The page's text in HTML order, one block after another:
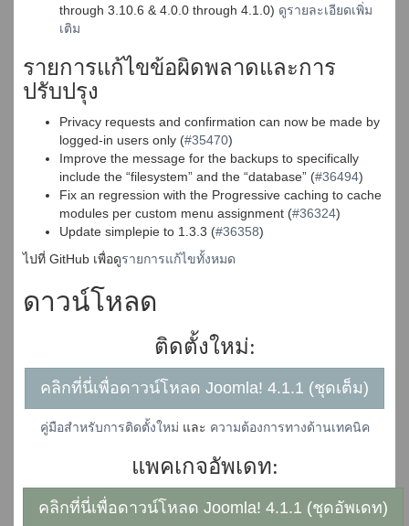
through 3.10.6 & 4.0.0 through 4.1.0) ดูรายละเอียดเพิ่ม
เติม
รายการแก้ไขข้อผิดพลาดและการ
ปรับปรุง
Privacy requests and confirmation can now be made by
logged-in users only (#35470)
Improve the message for the backups to specifically
include the “filesystem” and the “database” (#36494)
Fix an regression with the Progressive caching to cache
modules per custom menu assignment (#36324)
Update simplepie to 1.3.3 (#36358)
ไปที่ GitHub เพื่อดูรายการแก้ไขทั้งหมด
ดาวน์โหลด
ติดตั้งใหม่:
คลิกที่นี่เพื่อดาวน์โหลด Joomla! 4.1.1 (ชุดเต็ม)
คู่มือสำหรับการติดตั้งใหม่ และ ความต้องการทางด้านเทคนิค
แพคเกจอัพเดท:
คลิกที่นี่เพื่อดาวน์โหลด Joomla! 4.1.1 (ชุดอัพเดท)